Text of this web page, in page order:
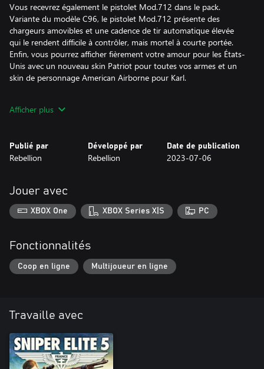
Vous recevrez également le pistolet Mod.712 dans le pack.
Variante du modèle C96, le pistolet Mod.712 présente des
chargeurs amovibles et une cadence de tir automatique élevée
qui le rendent difficile à contrôler, mais mortel à courte portée.
Enfin, vous pourrez afficher fièrement votre amour pour les États-
Unis avec un nouveau skin Patriot pour toutes vos armes et un
skin de personnage American Airborne pour Karl.
• La mission Kraken Awakes
• Le skin de personnage American Airborne (pour Karl)
Afficher plus
Publié par
Rebellion
Développé par
Rebellion
Date de publication
2023-07-06
Jouer avec
XBOX One XBOX Series X|S PC
Fonctionnalités
Coop en ligne Multijoueur en ligne
Travaille avec